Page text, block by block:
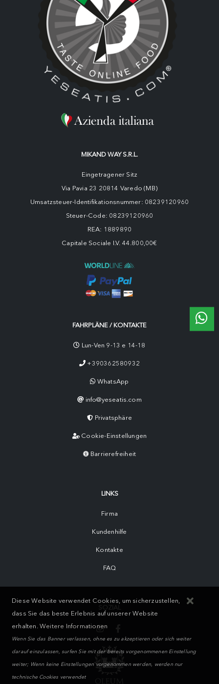
MIKAND WAY S.R.L.
Eingetragener Sitz
Via Pavia 23 20814 Varedo (MB)
Umsatzsteuer-Identifikationsnummer: 08239120960
Steuer-Code: 08239120960
REA: 1889890
Capitale Sociale I.V. 44.800,00€
FAHRPLÄNE / KONTAKTE
Lun-Ven 9-13 e 14-18
+390362580932
WhatsApp
info@yeseatis.com
Privatsphäre
Cookie-Einstellungen
Barrierefreiheit
LINKS
Firma
Kundenhilfe
Kontakte
FAQ
Diese Website verwendet Cookies, um sicherzustellen,
dass Sie das beste Erlebnis auf unserer Website
erhalten.Weitere Informationen
Wenn Sie das Banner verlassen, ohne es zu akzeptieren oder sich weiter
darauf einzulassen, surfen Sie mit der bereits vorgenommenen Einstellung
weiter; Wenn keine Einstellungen vorgenommen werden, werden nur
technische Cookies verwendet